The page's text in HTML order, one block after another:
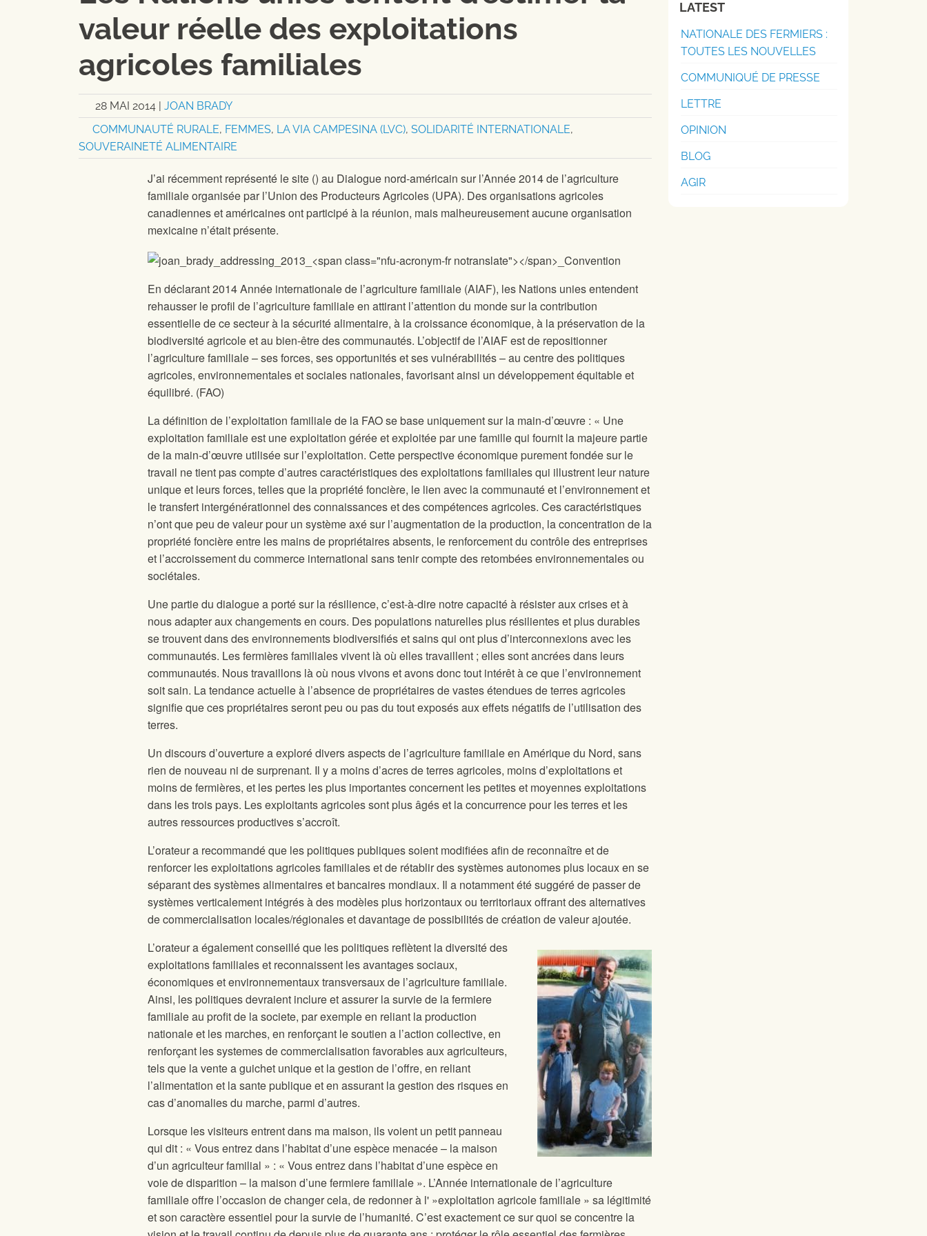
valeur réelle des exploitations
agricoles familiales
28 MAI 2014
JOAN BRADY
COMMUNAUTÉ RURALE, FEMMES, LA VIA CAMPESINA (LVC), SOLIDARITÉ INTERNATIONALE,
SOUVERAINETÉ ALIMENTAIRE
J’ai récemment représenté le site () au Dialogue nord-américain sur l’Année 2014 de l’agriculture
familiale organisée par l’Union des Producteurs Agricoles (UPA). Des organisations agricoles
canadiennes et américaines ont participé à la réunion, mais malheureusement aucune organisation
mexicaine n’était présente.
En déclarant 2014 Année internationale de l’agriculture familiale (AIAF), les Nations unies entendent
rehausser le profil de l’agriculture familiale en attirant l’attention du monde sur la contribution
essentielle de ce secteur à la sécurité alimentaire, à la croissance économique, à la préservation de la
biodiversité agricole et au bien-être des communautés. L’objectif de l’AIAF est de repositionner
l’agriculture familiale – ses forces, ses opportunités et ses vulnérabilités – au centre des politiques
agricoles, environnementales et sociales nationales, favorisant ainsi un développement équitable et
équilibré. (FAO)
La définition de l’exploitation familiale de la FAO se base uniquement sur la main-d’œuvre : « Une
exploitation familiale est une exploitation gérée et exploitée par une famille qui fournit la majeure partie
de la main-d’œuvre utilisée sur l’exploitation. Cette perspective économique purement fondée sur le
travail ne tient pas compte d’autres caractéristiques des exploitations familiales qui illustrent leur nature
unique et leurs forces, telles que la propriété foncière, le lien avec la communauté et l’environnement et
le transfert intergénérationnel des connaissances et des compétences agricoles. Ces caractéristiques
n’ont que peu de valeur pour un système axé sur l’augmentation de la production, la concentration de la
propriété foncière entre les mains de propriétaires absents, le renforcement du contrôle des entreprises
et l’accroissement du commerce international sans tenir compte des retombées environnementales ou
sociétales.
Une partie du dialogue a porté sur la résilience, c’est-à-dire notre capacité à résister aux crises et à
nous adapter aux changements en cours. Des populations naturelles plus résilientes et plus durables
se trouvent dans des environnements biodiversifiés et sains qui ont plus d’interconnexions avec les
communautés. Les fermières familiales vivent là où elles travaillent ; elles sont ancrées dans leurs
communautés. Nous travaillons là où nous vivons et avons donc tout intérêt à ce que l’environnement
soit sain. La tendance actuelle à l’absence de propriétaires de vastes étendues de terres agricoles
signifie que ces propriétaires seront peu ou pas du tout exposés aux effets négatifs de l’utilisation des
terres.
Un discours d’ouverture a exploré divers aspects de l’agriculture familiale en Amérique du Nord, sans
rien de nouveau ni de surprenant. Il y a moins d’acres de terres agricoles, moins d’exploitations et
moins de fermières, et les pertes les plus importantes concernent les petites et moyennes exploitations
dans les trois pays. Les exploitants agricoles sont plus âgés et la concurrence pour les terres et les
autres ressources productives s’accroît.
L’orateur a recommandé que les politiques publiques soient modifiées afin de reconnaître et de
renforcer les exploitations agricoles familiales et de rétablir des systèmes autonomes plus locaux en se
séparant des systèmes alimentaires et bancaires mondiaux. Il a notamment été suggéré de passer de
systèmes verticalement intégrés à des modèles plus horizontaux ou territoriaux offrant des alternatives
de commercialisation locales/régionales et davantage de possibilités de création de valeur ajoutée.
L’orateur a également conseillé que les politiques reflètent la diversité des
exploitations familiales et reconnaissent les avantages sociaux,
économiques et environnementaux transversaux de l’agriculture familiale.
Ainsi, les politiques devraient inclure et assurer la survie de la fermiere
familiale au profit de la societe, par exemple en reliant la production
nationale et les marches, en renforçant le soutien a l’action collective, en
renforçant les systemes de commercialisation favorables aux agriculteurs,
tels que la vente a guichet unique et la gestion de l’offre, en reliant
l’alimentation et la sante publique et en assurant la gestion des risques en
cas d’anomalies du marche, parmi d’autres.
Lorsque les visiteurs entrent dans ma maison, ils voient un petit panneau
qui dit : « Vous entrez dans l’habitat d’une espèce menacée – la maison
d’un agriculteur familial » : « Vous entrez dans l’habitat d’une espèce en
voie de disparition – la maison d’une fermiere familiale ». L’Année internationale de l’agriculture
familiale offre l’occasion de changer cela, de redonner à l' »exploitation agricole familiale » sa légitimité
et son caractère essentiel pour la survie de l’humanité. C’est exactement ce sur quoi se concentre la
LATEST
NATIONALE DES FERMIERS :
TOUTES LES NOUVELLES
COMMUNIQUÉ DE PRESSE
LETTRE
OPINION
BLOG
AGIR